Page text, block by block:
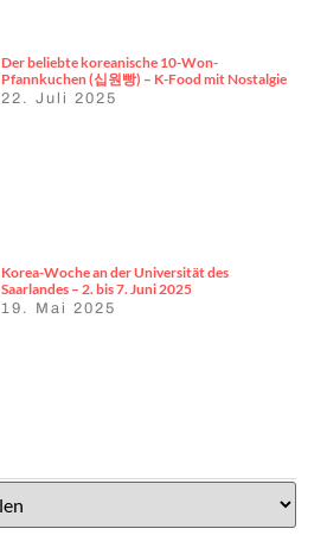
Der beliebte koreanische 10-Won-
Pfannkuchen (십원빵) – K-Food mit Nostalgie
22. Juli 2025
Korea-Woche an der Universität des
Saarlandes – 2. bis 7. Juni 2025
19. Mai 2025